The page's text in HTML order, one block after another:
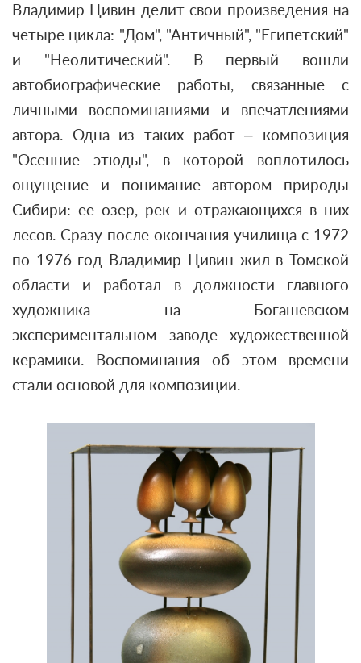
Владимир Цивин делит свои произведения на
четыре цикла: "Дом", "Античный", "Египетский"
и "Неолитический". В первый вошли
автобиографические работы, связанные с
личными воспоминаниями и впечатлениями
автора. Одна из таких работ – композиция
"Осенние этюды", в которой воплотилось
ощущение и понимание автором природы
Сибири: ее озер, рек и отражающихся в них
лесов. Сразу после окончания училища с 1972
по 1976 год Владимир Цивин жил в Томской
области и работал в должности главного
художника на Богашевском
экспериментальном заводе художественной
керамики. Воспоминания об этом времени
стали основой для композиции.